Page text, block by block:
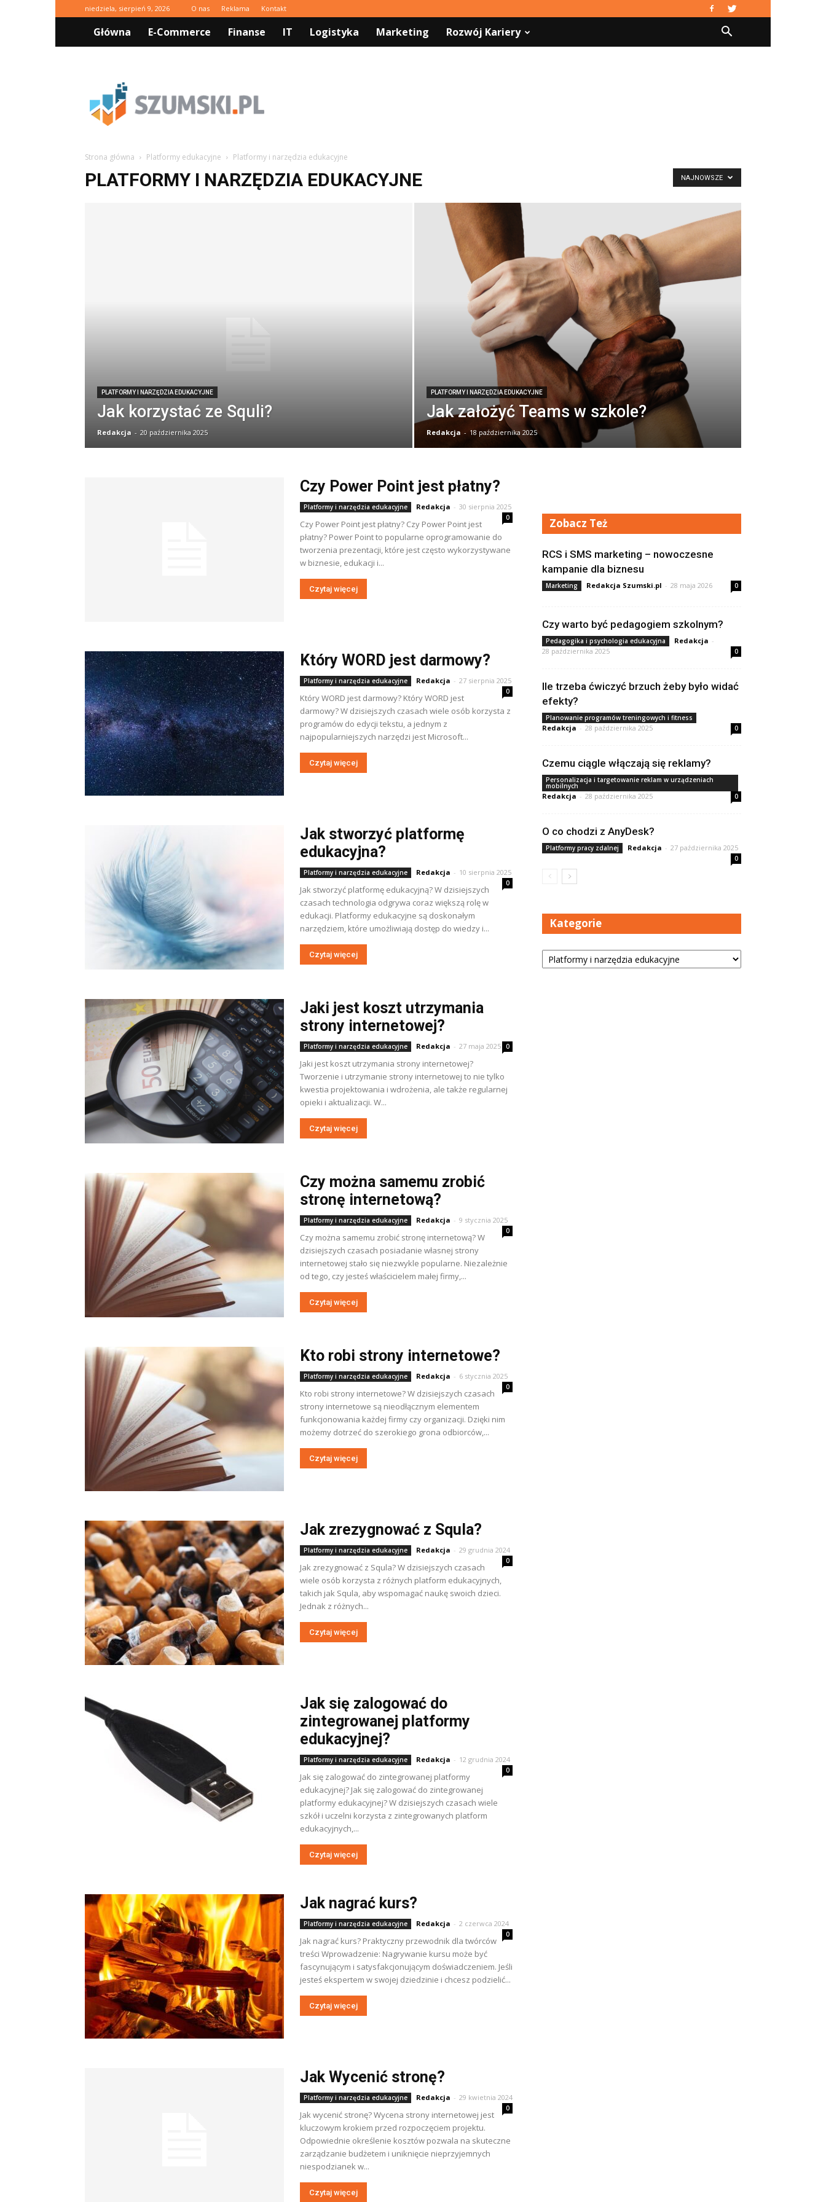
niedziela, sierpień 9, 2026 O nas Reklama Kontakt
Główna E-Commerce Finanse IT Logistyka Marketing Rozwój Kariery
Strona główna Platformy edukacyjne Platformy i narzędzia edukacyjne
PLATFORMY I NARZĘDZIA EDUKACYJNE NAJNOWSZE
PLATFORMY I NARZĘDZIA EDUKACYJNE
Jak korzystać ze Squli?
Redakcja - 20 października 2025
PLATFORMY I NARZĘDZIA EDUKACYJNE
Jak założyć Teams w szkole?
Redakcja - 18 października 2025
Czy Power Point jest płatny?
Platformy i narzędzia edukacyjne Redakcja - 30 sierpnia 2025
0
Czy Power Point jest płatny? Czy Power Point jest
płatny? Power Point to popularne oprogramowanie do
tworzenia prezentacji, które jest często wykorzystywane
w biznesie, edukacji i...
Czytaj więcej
Który WORD jest darmowy?
Platformy i narzędzia edukacyjne Redakcja - 27 sierpnia 2025
0
Który WORD jest darmowy? Który WORD jest
darmowy? W dzisiejszych czasach wiele osób korzysta z
programów do edycji tekstu, a jednym z
najpopularniejszych narzędzi jest Microsoft...
Czytaj więcej
Jak stworzyć platformę
edukacyjna?
Platformy i narzędzia edukacyjne Redakcja - 10 sierpnia 2025
0
Jak stworzyć platformę edukacyjną? W dzisiejszych
czasach technologia odgrywa coraz większą rolę w
edukacji. Platformy edukacyjne są doskonałym
narzędziem, które umożliwiają dostęp do wiedzy i...
Czytaj więcej
Jaki jest koszt utrzymania
strony internetowej?
Platformy i narzędzia edukacyjne Redakcja - 27 maja 2025 0
Jaki jest koszt utrzymania strony internetowej?
Tworzenie i utrzymanie strony internetowej to nie tylko
kwestia projektowania i wdrożenia, ale także regularnej
opieki i aktualizacji. W...
Czytaj więcej
Czy można samemu zrobić
stronę internetową?
Platformy i narzędzia edukacyjne Redakcja - 9 stycznia 2025
0
Czy można samemu zrobić stronę internetową? W
dzisiejszych czasach posiadanie własnej strony
internetowej stało się niezwykle popularne. Niezależnie
od tego, czy jesteś właścicielem małej firmy,...
Czytaj więcej
Kto robi strony internetowe?
Platformy i narzędzia edukacyjne Redakcja - 6 stycznia 2025
0
Kto robi strony internetowe? W dzisiejszych czasach
strony internetowe są nieodłącznym elementem
funkcjonowania każdej firmy czy organizacji. Dzięki nim
możemy dotrzeć do szerokiego grona odbiorców,...
Czytaj więcej
Jak zrezygnować z Squla?
Platformy i narzędzia edukacyjne Redakcja - 29 grudnia 2024
0
Jak zrezygnować z Squla? W dzisiejszych czasach
wiele osób korzysta z różnych platform edukacyjnych,
takich jak Squla, aby wspomagać naukę swoich dzieci.
Jednak z różnych...
Czytaj więcej
Jak się zalogować do
zintegrowanej platformy
edukacyjnej?
Platformy i narzędzia edukacyjne Redakcja - 12 grudnia 2024
0
Jak się zalogować do zintegrowanej platformy
edukacyjnej? Jak się zalogować do zintegrowanej
platformy edukacyjnej? W dzisiejszych czasach wiele
szkół i uczelni korzysta z zintegrowanych platform
edukacyjnych,...
Czytaj więcej
Jak nagrać kurs?
Platformy i narzędzia edukacyjne Redakcja - 2 czerwca 2024
0
Jak nagrać kurs? Praktyczny przewodnik dla twórców
treści Wprowadzenie: Nagrywanie kursu może być
fascynującym i satysfakcjonującym doświadczeniem. Jeśli
jesteś ekspertem w swojej dziedzinie i chcesz podzielić...
Czytaj więcej
Jak Wycenić stronę?
Platformy i narzędzia edukacyjne Redakcja - 29 kwietnia 2024
0
Jak wycenić stronę? Wycena strony internetowej jest
kluczowym krokiem przed rozpoczęciem projektu.
Odpowiednie określenie kosztów pozwala na skuteczne
zarządzanie budżetem i uniknięcie nieprzyjemnych
niespodzianek w...
Czytaj więcej
Zobacz Też
RCS i SMS marketing – nowoczesne
kampanie dla biznesu
Marketing Redakcja Szumski.pl - 28 maja 2026 0
Czy warto być pedagogiem szkolnym?
Pedagogika i psychologia edukacyjna Redakcja -
28 października 2025
0
Ile trzeba ćwiczyć brzuch żeby było widać
efekty?
Planowanie programów treningowych i fitness
Redakcja - 28 października 2025 0
Czemu ciągle włączają się reklamy?
Personalizacja i targetowanie reklam w urządzeniach
mobilnych
Redakcja - 28 października 2025 0
O co chodzi z AnyDesk?
Platformy pracy zdalnej Redakcja - 27 października 2025
0
Kategorie
Kategorie